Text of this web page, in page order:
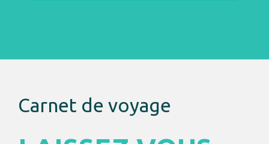
Carnet de voyage